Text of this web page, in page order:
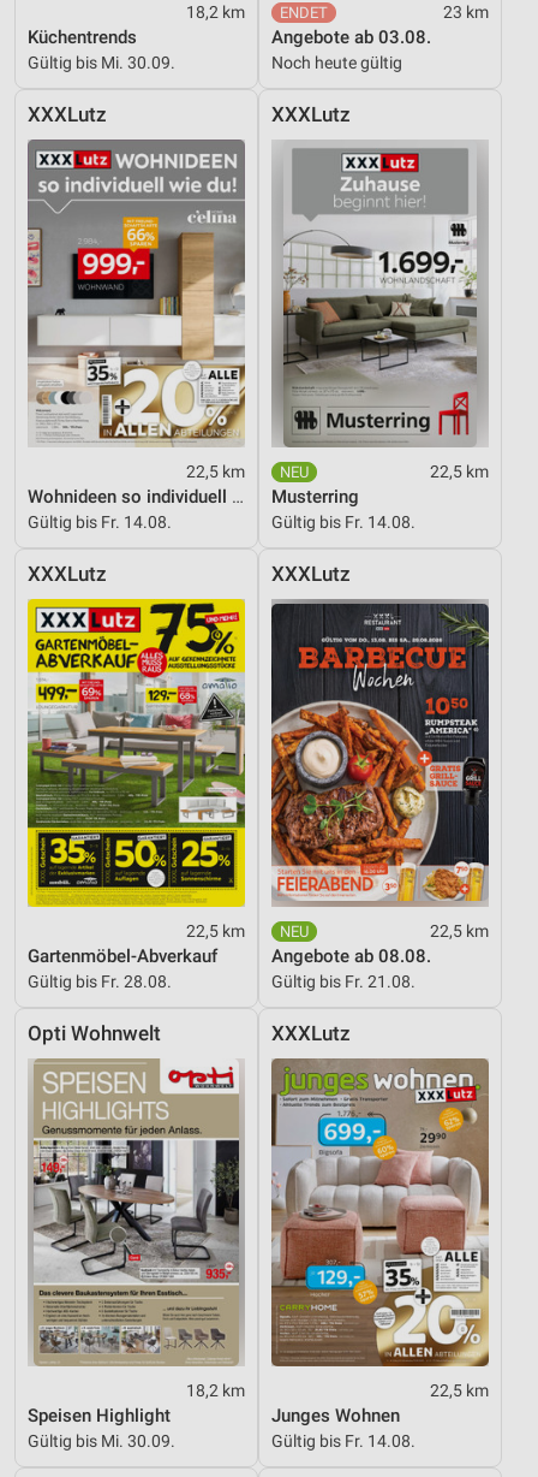
18,2 km
Küchentrends
Gültig bis Mi. 30.09.
23 km
Angebote ab 03.08.
Noch heute gültig
XXXLutz
22,5 km
Wohnideen so individuell wie du!
Gültig bis Fr. 14.08.
XXXLutz
22,5 km
Musterring
Gültig bis Fr. 14.08.
XXXLutz
22,5 km
Gartenmöbel-Abverkauf
Gültig bis Fr. 28.08.
XXXLutz
22,5 km
Angebote ab 08.08.
Gültig bis Fr. 21.08.
Opti Wohnwelt
18,2 km
Speisen Highlight
Gültig bis Mi. 30.09.
XXXLutz
22,5 km
Junges Wohnen
Gültig bis Fr. 14.08.